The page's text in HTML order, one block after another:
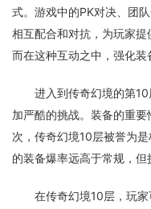
式。游戏中的PK对决、团
相互配合和对抗，为玩家提
而在这种互动之中，强化装
进入到传奇幻境的第
加严酷的挑战。装备的重
次，传奇幻境10层被誉为
的装备爆率远高于常规，但
在传奇幻境10层，玩